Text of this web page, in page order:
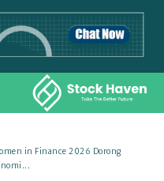
in Finance 2026 Dorong